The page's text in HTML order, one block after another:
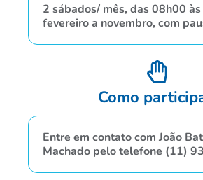
2 sábados/ mês, das 08h00
fevereiro a novembro, com
Como
Entre em contato com João
Machado pelo telefone (11)